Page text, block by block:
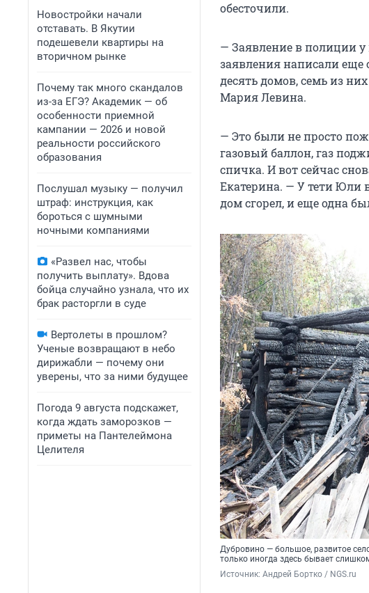
Новостройки начали
отставать. В Якутии
подешевели квартиры на
вторичном рынке
Почему так много скандалов
из-за ЕГЭ? Академик — об
особенности приемной
кампании — 2026 и новой
реальности российского
образования
Послушал музыку — получил
штраф: инструкция, как
бороться с шумными
ночными компаниями
«Развел нас, чтобы
получить выплату». Вдова
бойца случайно узнала, что их
брак расторгли в суде
Вертолеты в прошлом?
Ученые возвращают в небо
дирижабли — почему они
уверены, что за ними будущее
Погода 9 августа подскажет,
когда ждать заморозков —
приметы на Пантелеймона
Целителя
обесточили.
— Заявление в полиции у
заявления написали еще
десять домов, семь из
Мария Левина.
— Это были не просто
газовый баллон, газ
спичка. И вот сейчас
Екатерина. — У тети Юли
дом сгорел, и еще одна
Дубровино — большое, развитое
только иногда здесь бывает
Источник: Андрей Бортко / NGS.ru